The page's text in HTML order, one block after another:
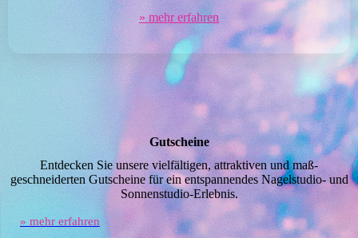
» mehr erfahren
Gutscheine
Entdecken Sie unsere vielfältigen, attraktiven und maß­
geschneiderten Gutscheine für ein entspannendes Nagelstudio- und
Sonnenstudio-Erlebnis.
» mehr erfahren